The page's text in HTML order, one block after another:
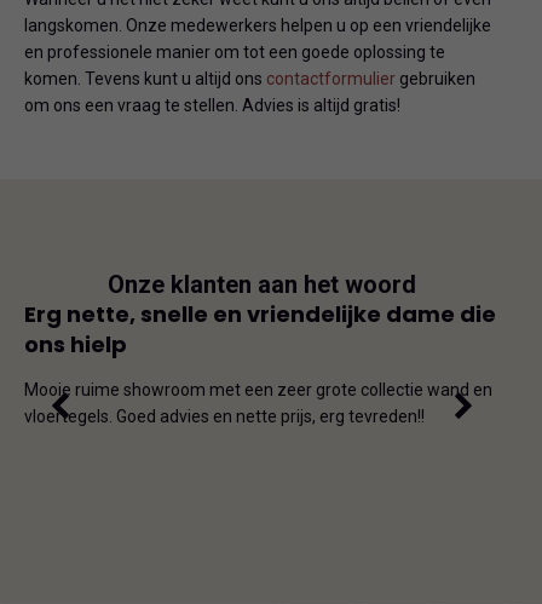
langskomen. Onze medewerkers helpen u op een vriendelijke
en professionele manier om tot een goede oplossing te
komen. Tevens kunt u altijd ons contactformulier gebruiken
om ons een vraag te stellen. Advies is altijd gratis!
Onze klanten aan het woord
Erg nette, snelle en vriendelijke dame die
ons hielp
Mooie ruime showroom met een zeer grote collectie wand en
vloertegels. Goed advies en nette prijs, erg tevreden!!